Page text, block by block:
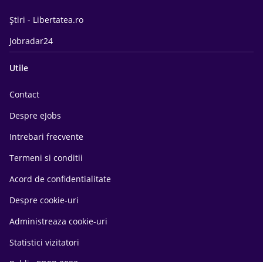
Știri - Libertatea.ro
Jobradar24
Utile
Contact
Despre eJobs
Intrebari frecvente
Termeni si conditii
Acord de confidentialitate
Despre cookie-uri
Administreaza cookie-uri
Statistici vizitatori